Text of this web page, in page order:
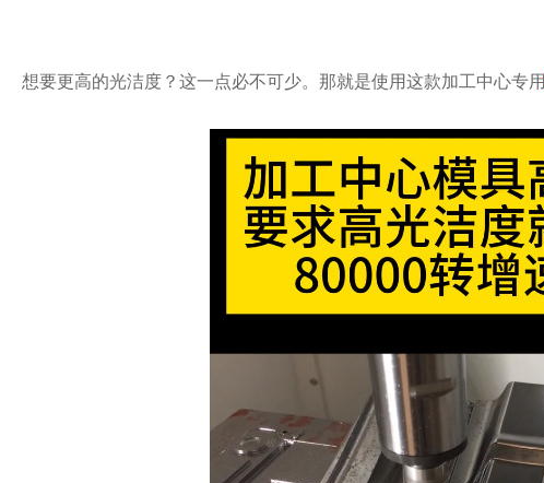
想要更高的光洁度？这一点必不可少。那就是使用这款加工中心专用